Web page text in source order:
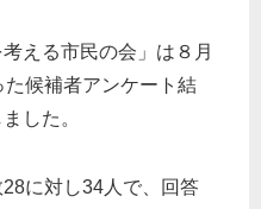
える市民の会」は８月
候補者アンケート結
した。
に対し34人で、回答